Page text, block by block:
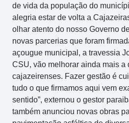
de vida da população do
alegria estar de volta a
olhar atento do nosso Governo
novas parcerias que foram
açougue municipal, a travessia
CSU, vão melhorar ainda mais
cajazeirenses. Fazer gestão é
tudo o que firmamos aqui vem
sentido”, externou o gestor
também anunciou novas obras